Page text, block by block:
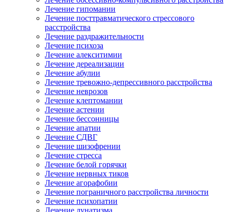
Лечение гипомании
Лечение посттравматического стрессового
расстройства
Лечение раздражительности
Лечение психоза
Лечение алекситимии
Лечение дереализации
Лечение абулии
Лечение тревожно-депрессивного расстройства
Лечение неврозов
Лечение клептомании
Лечение астении
Лечение бессонницы
Лечение апатии
Лечение СДВГ
Лечение шизофрении
Лечение стресса
Лечение белой горячки
Лечение нервных тиков
Лечение агорафобии
Лечение пограничного расстройства личности
Лечение психопатии
Лечение лунатизма